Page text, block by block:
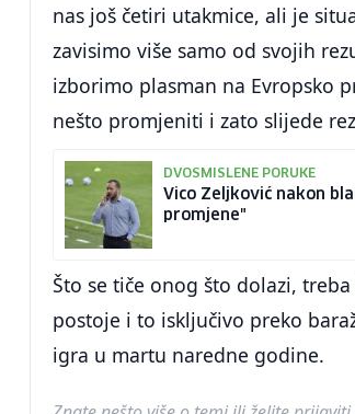
nas još četiri utakmice, ali je
zavisimo više samo od svojih
izborimo plasman na Evropsko
nešto promjeniti i zato slijede
DVOSMISLENE PORUKE
Vico Zeljković nakon
promjene"
Što se tiče onog što dolazi,
postoje i to isključivo preko
igra u martu naredne godine.